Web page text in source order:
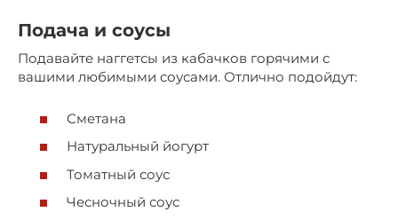
Подача и соусы
Подавайте наггетсы из кабачков горячими с
вашими любимыми соусами. Отлично подойдут:
Сметана
Натуральный йогурт
Томатный соус
Чесночный соус